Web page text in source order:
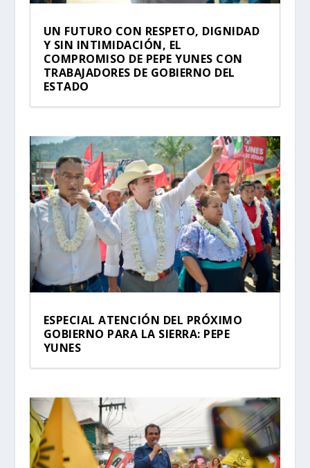
UN FUTURO CON RESPETO, DIGNIDAD
Y SIN INTIMIDACIÓN, EL
COMPROMISO DE PEPE YUNES CON
TRABAJADORES DE GOBIERNO DEL
ESTADO
ESPECIAL ATENCIÓN DEL PRÓXIMO
GOBIERNO PARA LA SIERRA: PEPE
YUNES